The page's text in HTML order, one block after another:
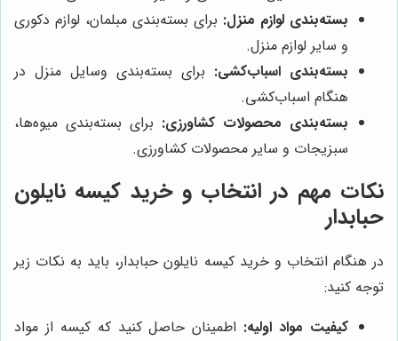
بسته‌بندی لوازم منزل: برای بسته‌بندی مبلمان، لوازم دکوری
و سایر لوازم منزل.
بسته‌بندی اسباب‌کشی: برای بسته‌بندی وسایل منزل در
هنگام اسباب‌کشی.
بسته‌بندی محصولات کشاورزی: برای بسته‌بندی میوه‌ها،
سبزیجات و سایر محصولات کشاورزی.
نکات مهم در انتخاب و خرید کیسه نایلون
حبابدار
در هنگام انتخاب و خرید کیسه نایلون حبابدار، باید به نکات زیر
توجه کنید:
کیفیت مواد اولیه: اطمینان حاصل کنید که کیسه از مواد